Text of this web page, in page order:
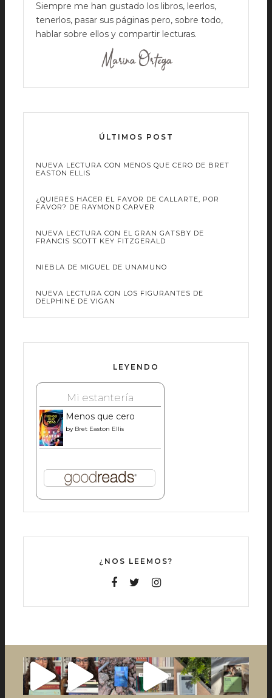
Siempre me han gustado los libros, leerlos,
tenerlos, pasar sus páginas pero, sobre todo,
hablar sobre ellos y compartir lecturas.
ÚLTIMOS POST
NUEVA LECTURA CON MENOS QUE CERO DE BRET
EASTON ELLIS
¿QUIERES HACER EL FAVOR DE CALLARTE, POR
FAVOR? DE RAYMOND CARVER
NUEVA LECTURA CON EL GRAN GATSBY DE
FRANCIS SCOTT KEY FITZGERALD
NIEBLA DE MIGUEL DE UNAMUNO
NUEVA LECTURA CON LOS FIGURANTES DE
DELPHINE DE VIGAN
LEYENDO
Mi estantería
Menos que cero
by Bret Easton Ellis
¿NOS LEEMOS?